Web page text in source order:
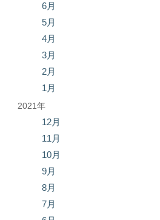
6月
5月
4月
3月
2月
1月
2021年
12月
11月
10月
9月
8月
7月